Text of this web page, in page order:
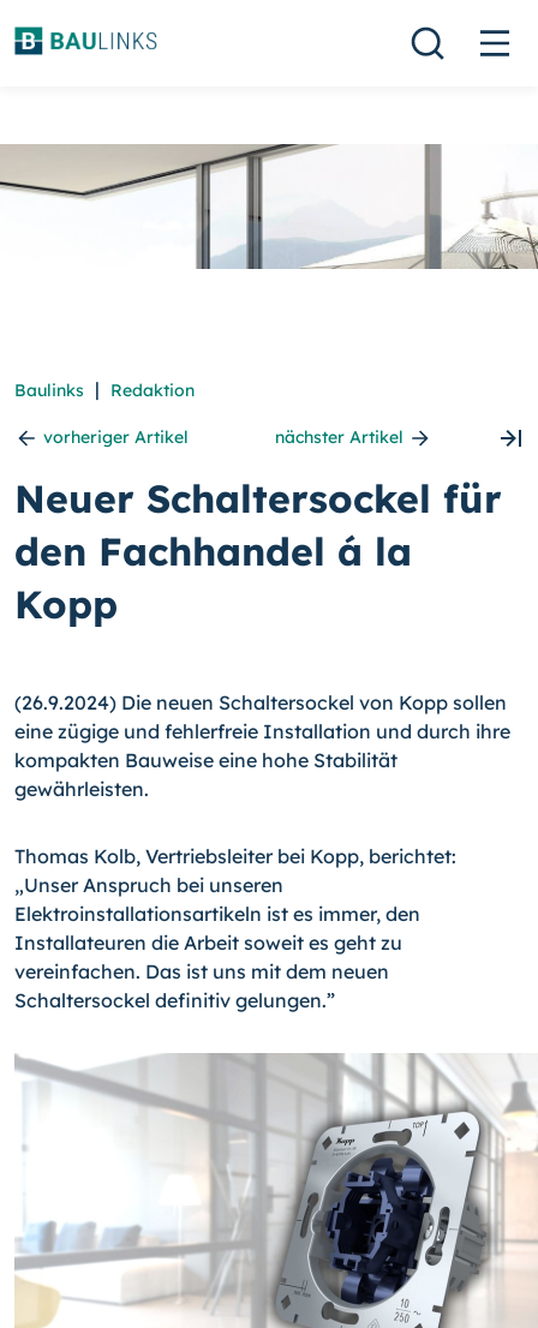
Baulinks | Redaktion
vorheriger Artikel nächster Artikel
Neuer Schaltersockel für
den Fachhandel á la
Kopp
(26.9.2024) Die neuen Schaltersockel von Kopp sollen
eine zügige und fehlerfreie Installation und durch ihre
kompakten Bauweise eine hohe Stabilität
gewährleisten.
Thomas Kolb, Vertriebsleiter bei Kopp, berichtet:
„Unser Anspruch bei unseren
Elektroinstallationsartikeln ist es immer, den
Installateuren die Arbeit soweit es geht zu
vereinfachen. Das ist uns mit dem neuen
Schaltersockel definitiv gelungen.”